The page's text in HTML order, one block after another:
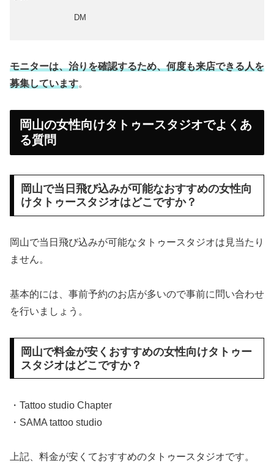
DM
モニターは、治りを確認するため、何度も来店できる人を
募集しています。
岡山の女性向けタトゥースタジオでよくあ
る質問
岡山で当日飛び込みが可能なおすすめの女性向
けタトゥースタジオはどこですか？
岡山で当日飛び込みが可能なタトゥースタジオは見当たり
ません。
基本的には、事前予約のお店が多いので事前に問い合わせ
を行いましょう。
岡山で料金が安くおすすめの女性向けタトゥー
スタジオはどこですか？
・Tattoo studio Chapter
・SAMA tattoo studio
上記、料金が安くておすすめのタトゥースタジオです。